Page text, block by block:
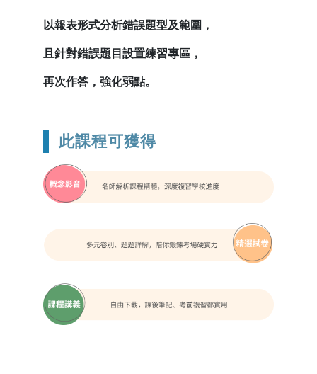
以報表形式分析錯誤題型及範圍，
且針對錯誤題目設置練習專區，
再次作答，強化弱點。
此課程可獲得